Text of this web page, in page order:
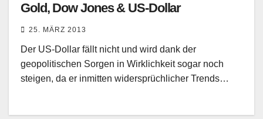
Gold, Dow Jones & US-Dollar
25. MÄRZ 2013
Der US-Dollar fällt nicht und wird dank der
geopolitischen Sorgen in Wirklichkeit sogar noch
steigen, da er inmitten widersprüchlicher Trends…